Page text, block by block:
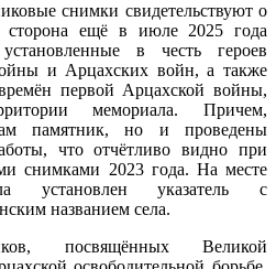
снимки свидетельствуют о
сторона ещё в июле 2025 года
в честь героев
и Арцахских войн, а также
первой Арцахской войны,
мемориала. Причем,
памятник, но и проведены
что отчётливо видно при
снимками 2023 года. На месте
установлен указатель с
названием села.
посвящённых Великой